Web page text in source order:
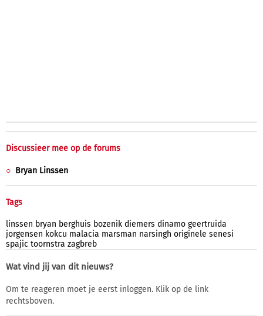
Discussieer mee op de forums
Bryan Linssen
Tags
linssen bryan berghuis bozenik diemers dinamo geertruida
jorgensen kokcu malacia marsman narsingh originele senesi
spajic toornstra zagbreb
Wat vind jij van dit nieuws?
Om te reageren moet je eerst inloggen. Klik op de link
rechtsboven.